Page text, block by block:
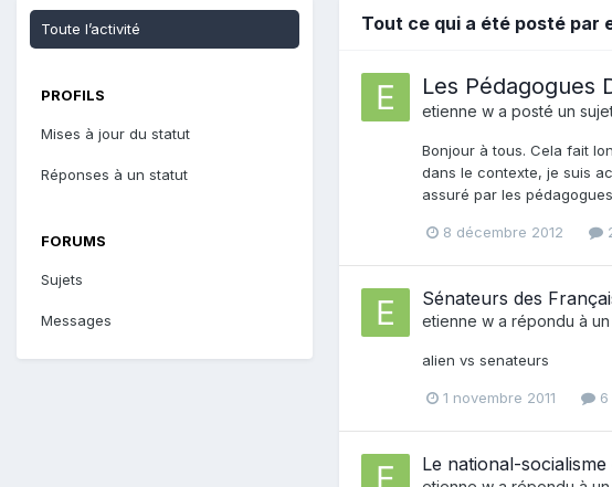
Toute l’activité
PROFILS
Mises à jour du statut
Réponses à un statut
FORUMS
Sujets
Messages
Tout ce qui a été posté par
Les Pédagogues
etienne w a posté un
Bonjour à tous. Cela fait
dans le contexte, je suis
assuré par les
8 décembre 2012
Sénateurs des
etienne w a répondu à
alien vs senateurs
1 novembre 2011
Le national-